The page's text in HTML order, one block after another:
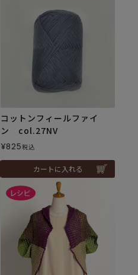
コットンフィールファイ
ン col.27NV
¥825税込
カートに入れる